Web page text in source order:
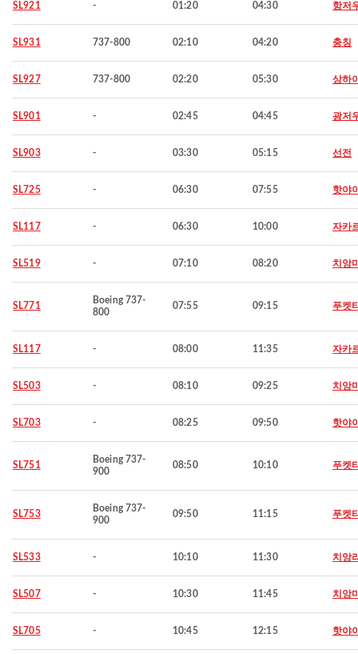
SL921 - 01:20 04:30 항저
SL931 737-800 02:10 04:20 충칭
SL927 737-800 02:20 05:30 상하
SL901 - 02:45 04:45 광저
SL903 - 03:30 05:15 선전
SL725 - 06:30 07:55 핫야
SL117 - 06:30 10:00 자카
SL519 - 07:10 08:20 치앙
SL771
Boeing 737-
800
07:55 09:15 푸켓
SL117 - 08:00 11:35 자카
SL503 - 08:10 09:25 치앙
SL703 - 08:25 09:50 핫야
SL751
Boeing 737-
900
08:50 10:10 푸켓
SL753
Boeing 737-
900
09:50 11:15 푸켓
SL533 - 10:10 11:30 치앙
SL507 - 10:30 11:45 치앙
SL705 - 10:45 12:15 핫야